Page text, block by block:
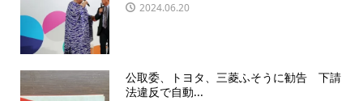
2024.06.20
公取委、トヨタ、三菱ふそうに勧告 下請
法違反で自動...